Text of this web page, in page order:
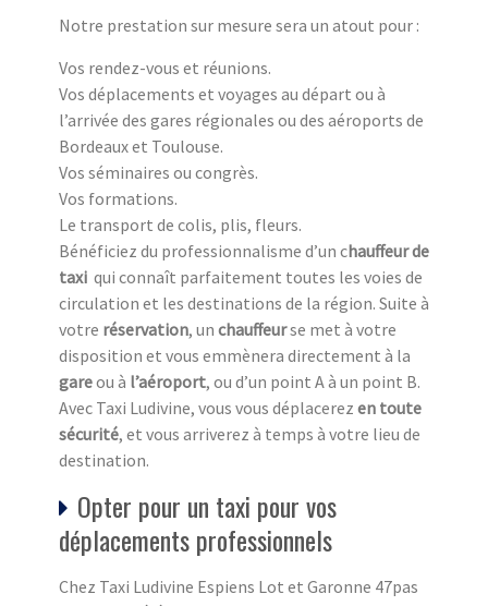
Notre prestation sur mesure sera un atout pour :
Vos rendez-vous et réunions.
Vos déplacements et voyages au départ ou à
l’arrivée des gares régionales ou des aéroports de
Bordeaux et Toulouse.
Vos séminaires ou congrès.
Vos formations.
Le transport de colis, plis, fleurs.
Bénéficiez du professionnalisme d’un chauffeur de
taxi qui connaît parfaitement toutes les voies de
circulation et les destinations de la région. Suite à
votre réservation, un chauffeurse met à votre
disposition et vous emmènera directement à la
gareou à l’aéroport, ou d’un point A à un point B.
Avec Taxi Ludivine, vous vous déplacerez en toute
sécurité, et vous arriverez à temps à votre lieu de
destination.
Opter pour un taxi pour vos
déplacements professionnels
Chez Taxi Ludivine Espiens Lot et Garonne 47pas